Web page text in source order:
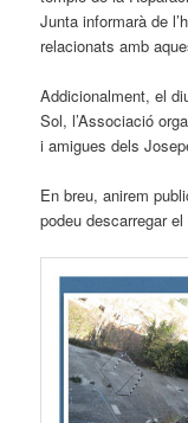
Junta informarà de
relacionats amb
Addicionalment, el
Sol, l’Associació
i amigues dels
En breu, anirem
podeu descarregar